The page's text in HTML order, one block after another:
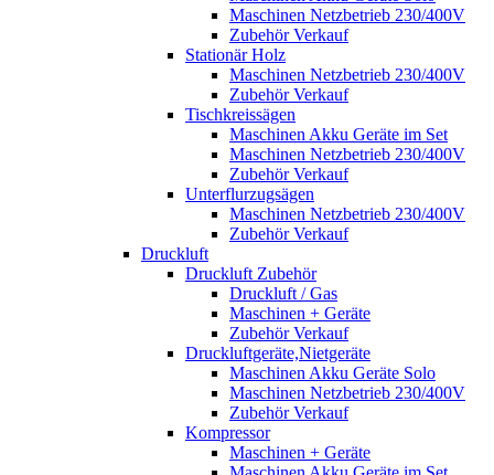
Maschinen Netzbetrieb 230/400V
Zubehör Verkauf
Stationär Holz
Maschinen Netzbetrieb 230/400V
Zubehör Verkauf
Tischkreissägen
Maschinen Akku Geräte im Set
Maschinen Netzbetrieb 230/400V
Zubehör Verkauf
Unterflurzugsägen
Maschinen Netzbetrieb 230/400V
Zubehör Verkauf
Druckluft
Druckluft Zubehör
Druckluft / Gas
Maschinen + Geräte
Zubehör Verkauf
Druckluftgeräte,Nietgeräte
Maschinen Akku Geräte Solo
Maschinen Netzbetrieb 230/400V
Zubehör Verkauf
Kompressor
Maschinen + Geräte